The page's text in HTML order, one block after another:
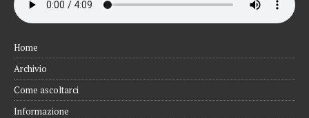
Home
Archivio
Come ascoltarci
Informazione